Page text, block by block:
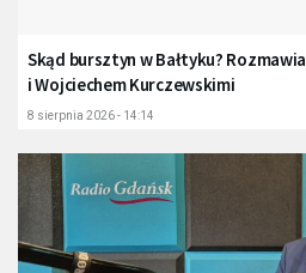
Skąd bursztyn w Bałtyku?
i Wojciechem Kurczewskimi
8 sierpnia 2026 - 14:14